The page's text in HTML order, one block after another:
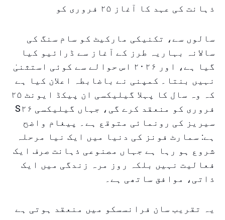
ذہانت کی عہد کا آغاز ۲۵ فروری کو
سالوں سے، تکنیکی مارکیٹ کو سام سنگ کی
سالانہ بہاریہ طرز کے آغاز سے ڈرائیو کیا
گیا ہے، اور ۲۰۲۶ اس حوالے سے کوئی استثنیٰ
نہیں بنتا۔ کمپنی نے باضابطہ اعلان کیا ہے
کہ وہ سال کا پہلا گیلیکسی ان پیکڈ ایونٹ ۲۵
فروری کو منعقد کرے گی، جہاں گیلیکسی S۲۶
سیریز کی رونمائی متوقع ہے۔ پیغام واضح
ہے: سمارٹ فونز کی دنیا میں ایک نیا مرحلہ
شروع ہو رہا ہے جہاں مصنوعی ذہانت صرف ایک
فعالیت نہیں بلکہ روز مرہ زندگی میں ایک
ذاتی، موافق ساتھی ہے۔
یہ تقریب سان فرانسسکو میں منعقد ہوتی ہے